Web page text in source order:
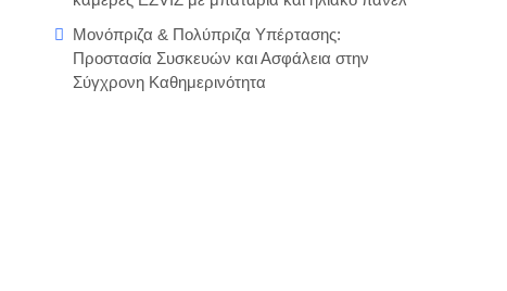
Μονόπριζα & Πολύπριζα Υπέρτασης:
Προστασία Συσκευών και Ασφάλεια στην
Σύγχρονη Καθημερινότητα